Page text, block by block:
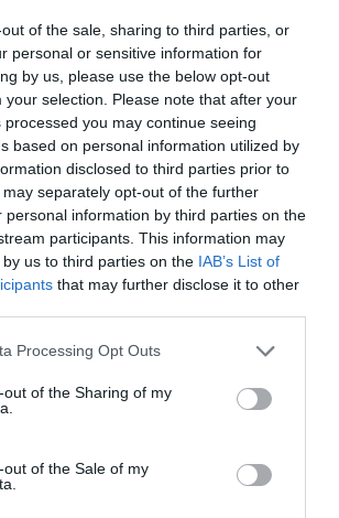
of the sale, sharing to third parties, or
personal or sensitive information for
by us, please use the below opt-out
your selection. Please note that after your
you may continue seeing
based on personal information utilized by
disclosed to third parties prior to
separately opt-out of the further
personal information by third parties on the
participants. This information may
us to third parties on the IAB’s List of
that may further disclose it to other
Processing Opt Outs
out of the Sharing of my
out of the Sale of my
“El trabajo de desmitificar la
la verdadera, de
falsificación, es un trabajo
CORRUPCIÓN SANCHISTA
sanchista. Hazte
delante de La Mareta: